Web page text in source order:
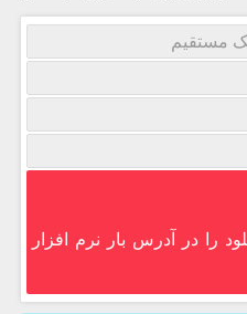
مستقیم
را در آدرس بار نرم افزار